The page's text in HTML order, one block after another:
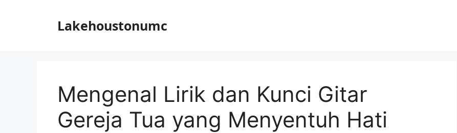
Lakehoustonumc
Mengenal Lirik dan Kunci Gitar
Gereja Tua yang Menyentuh Hati